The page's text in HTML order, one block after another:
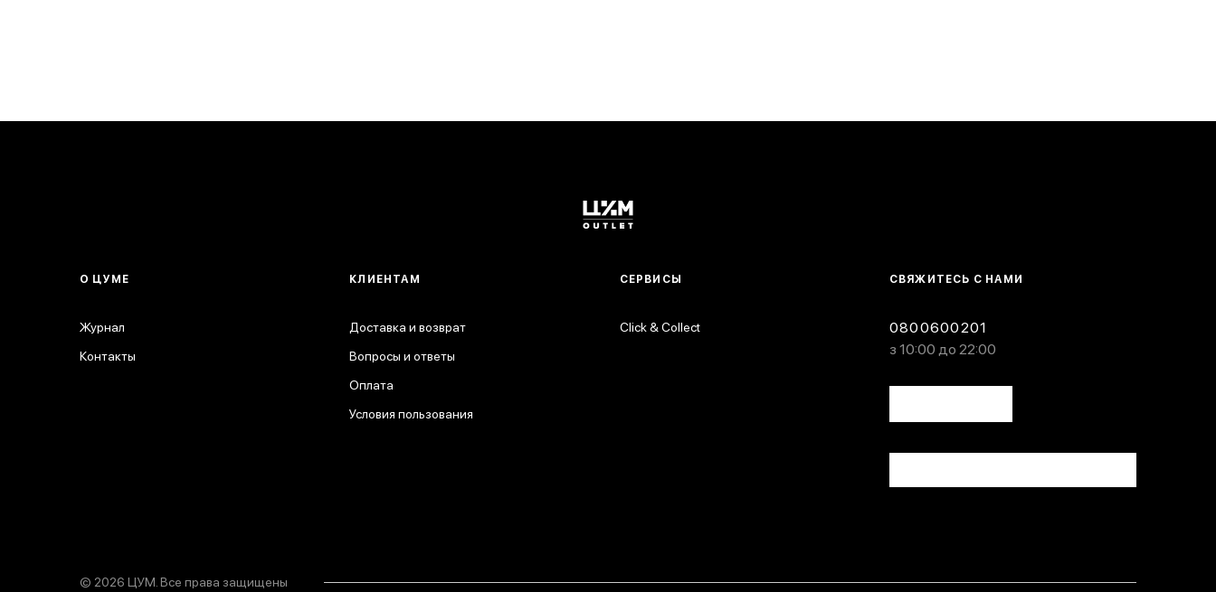
СВЯЖИТЕСЬ С НАМИ
0800600201
з 10:00 до 22:00
О ЦУМЕ
Журнал
Контакты
КЛИЕНТАМ
Доставка и возврат
Вопросы и ответы
Оплата
Условия пользования
СЕРВИСЫ
Click & Collect
© 2026 ЦУМ. Все права защищены